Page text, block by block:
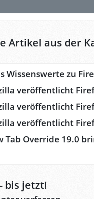
Artikel aus der
Wissenswerte zu
veröffentlicht
veröffentlicht
veröffentlicht
Tab Override 19.0
bis jetzt!